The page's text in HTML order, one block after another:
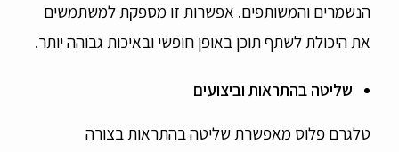
הנשמרים והמשותפים. אפשרות זו מספקת למשתמשים
את היכולת לשתף תוכן באופן חופשי ובאיכות גבוהה יותר.
שליטה בהתראות וביצועים
טלגרם פלוס מאפשרת שליטה בהתראות בצורה